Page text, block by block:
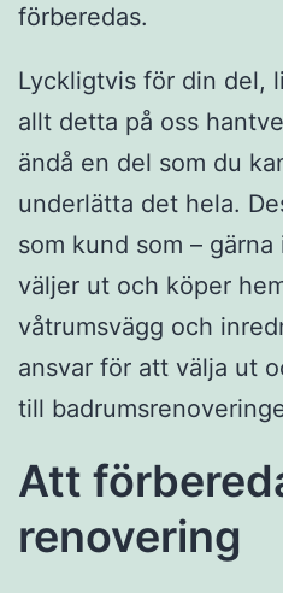
förberedas.
Lyckligtvis för din del,
allt detta på oss
ändå en del som du
underlätta det hela.
som kund som –
väljer ut och köper
våtrumsvägg och
ansvar för att välja ut
till
Att
renovering